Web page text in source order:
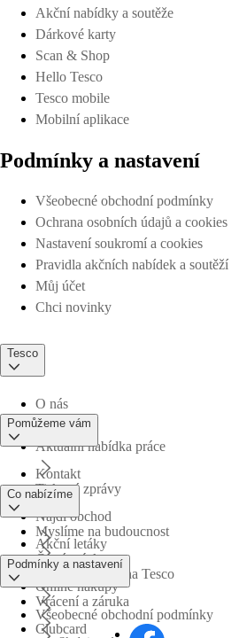
Akční nabídky a soutěže
Dárkové karty
Scan & Shop
Hello Tesco
Tesco mobile
Mobilní aplikace
Podmínky a nastavení
Všeobecné obchodní podmínky
Ochrana osobních údajů a cookies
Nastavení soukromí a cookies
Pravidla akčních nabídek a soutěží
Můj účet
Chci novinky
Tesco
O nás
Aktuální nabídka práce
Tiskové zprávy
Myslíme na budoucnost
Obchodní skupina Tesco
Pomůžeme vám
Kontakt
Najdi obchod
Časté otázky
Vrácení a záruka
Co nabízíme
Akční letáky
Online nákupy
Clubcard
Podmínky a nastavení
Všeobecné obchodní podmínky